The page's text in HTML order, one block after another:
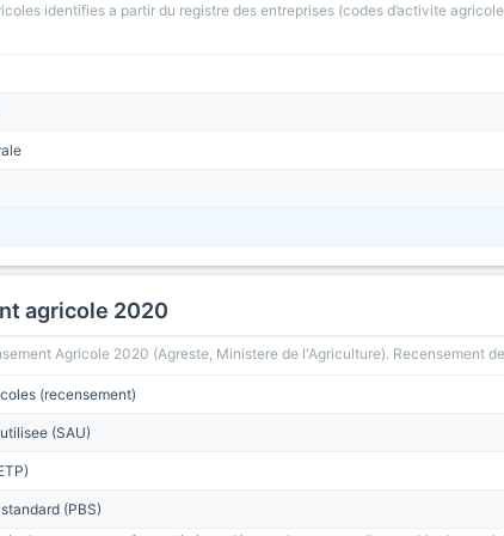
identifies a partir du registre des entreprises (codes d’activite
agricole 2020
Agricole 2020 (Agreste, Ministere de l'Agriculture). Recensement
(recensement)
(SAU)
(PBS)